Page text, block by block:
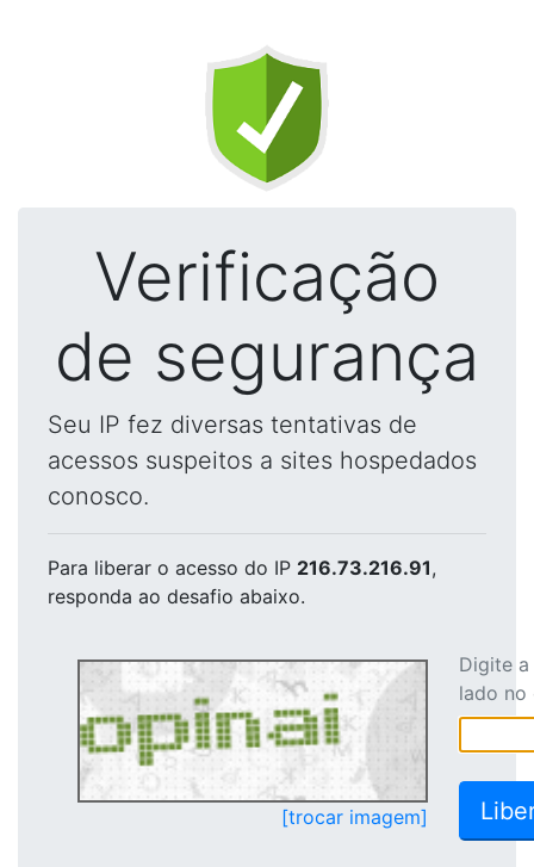
Verificação
de segurança
Seu IP fez diversas tentativas de
acessos suspeitos a sites hospedados
conosco.
Para liberar o acesso do IP 216.73.216.91,
responda ao desafio abaixo.
[trocar imagem]
Digite
lado no